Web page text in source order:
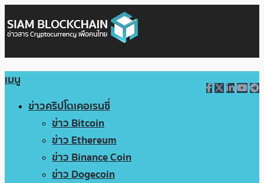
เมนู
ข่าวคริปโตเคอเรนซี่
ข่าว Bitcoin
ข่าว Ethereum
ข่าว Binance Coin
ข่าว Dogecoin